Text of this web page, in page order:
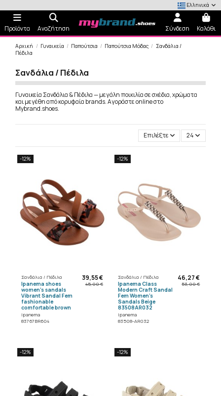
Ελληνικά
Προϊόντα Αναζήτηση Σύνδεση Καλάθι
Αρχική Γυναικεία Παπούτσια Παπούτσια Μόδας
Σανδάλια /
Πέδιλα
Σανδάλια / Πέδιλα
Γυναικεία Σανδάλια & Πέδιλα — μεγάλη ποικιλία σε σχέδια, χρώματα
και μεγέθη από κορυφαία brands. Αγοράστε online στο
Mybrand.shoes.
Επιλέξτε 24
-12%
Σανδάλια / Πέδιλα
Ipanema shoes
women's sandals
Vibrant Sandal Fem
fashionable
comfortable brown
Ipanema
83767BR604
39,55 €
45,00 €
-12%
Σανδάλια / Πέδιλα
Ipanema Class
Modern Craft Sandal
Fem Women's
Sandals Beige
83508AR032
Ipanema
83508-AR032
46,27 €
53,00 €
-12% -12%